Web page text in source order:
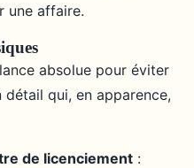
une affaire.
absolue pour éviter
qui, en apparence,
de licenciement :